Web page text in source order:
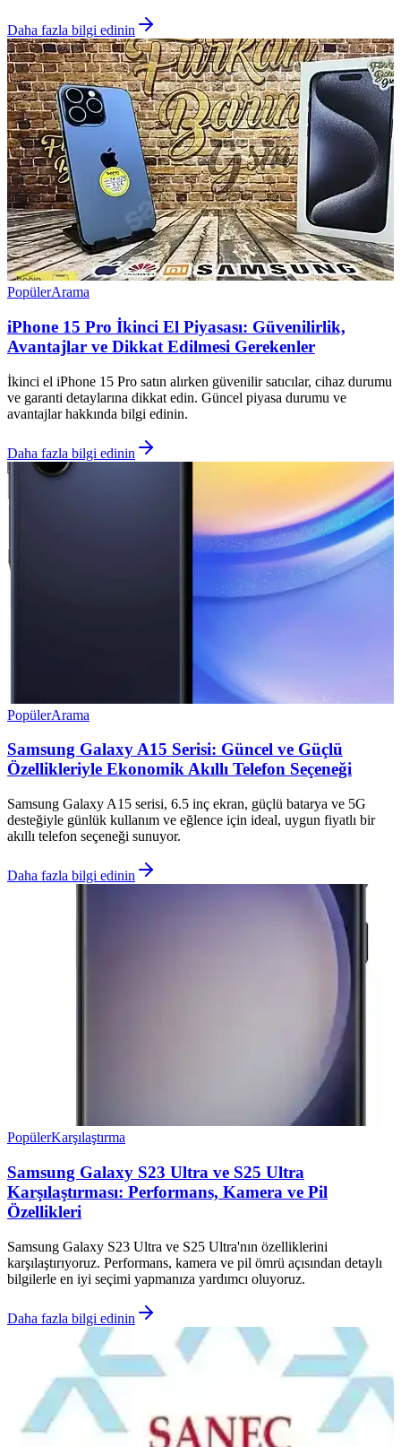
Daha fazla bilgi edinin
PopülerArama
iPhone 15 Pro İkinci El Piyasası: Güvenilirlik,
Avantajlar ve Dikkat Edilmesi Gerekenler
İkinci el iPhone 15 Pro satın alırken güvenilir satıcılar, cihaz durumu
ve garanti detaylarına dikkat edin. Güncel piyasa durumu ve
avantajlar hakkında bilgi edinin.
Daha fazla bilgi edinin
PopülerArama
Samsung Galaxy A15 Serisi: Güncel ve Güçlü
Özellikleriyle Ekonomik Akıllı Telefon Seçeneği
Samsung Galaxy A15 serisi, 6.5 inç ekran, güçlü batarya ve 5G
desteğiyle günlük kullanım ve eğlence için ideal, uygun fiyatlı bir
akıllı telefon seçeneği sunuyor.
Daha fazla bilgi edinin
PopülerKarşılaştırma
Samsung Galaxy S23 Ultra ve S25 Ultra
Karşılaştırması: Performans, Kamera ve Pil
Özellikleri
Samsung Galaxy S23 Ultra ve S25 Ultra'nın özelliklerini
karşılaştırıyoruz. Performans, kamera ve pil ömrü açısından detaylı
bilgilerle en iyi seçimi yapmanıza yardımcı oluyoruz.
Daha fazla bilgi edinin